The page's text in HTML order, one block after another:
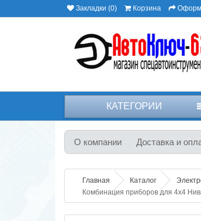
Закладки (0) Корзина
КАТЕГОРИИ
О компании Доставка и
Главная Каталог
Комбинация приборов для 4х4